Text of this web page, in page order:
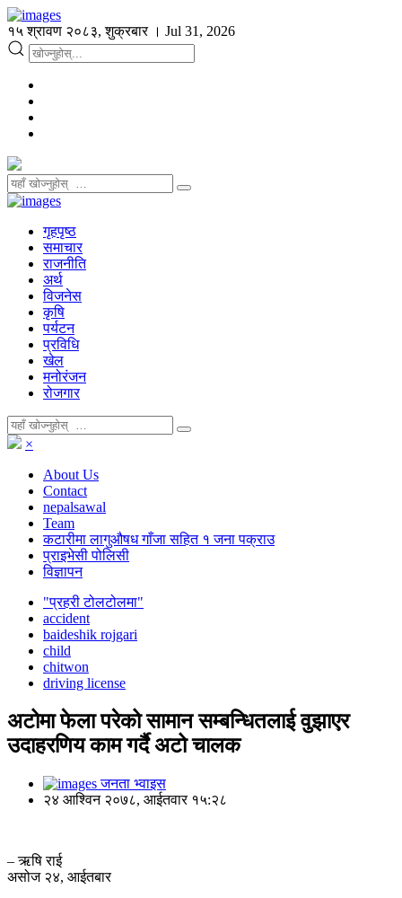
१५ श्रावण २०८३, शुक्रबार । Jul 31, 2026
गृहपृष्ठ
समाचार
राजनीति
अर्थ
विजनेस
कृषि
पर्यटन
प्रविधि
खेल
मनोरंजन
रोजगार
×
About Us
Contact
nepalsawal
Team
कटारीमा लागुऔषध गाँजा सहित १ जना पक्राउ
प्राइभेसी पोलिसी
विज्ञापन
"प्रहरी टोलटोलमा"
accident
baideshik rojgari
child
chitwon
driving license
अटोमा फेला परेको सामान सम्बन्धितलाई वुझाएर
उदाहरणिय काम गर्दै अटो चालक
जनता भ्वाइस
२४ आश्विन २०७८, आईतवार १५:२८
– ऋषि राई
असोज २४, आईतबार